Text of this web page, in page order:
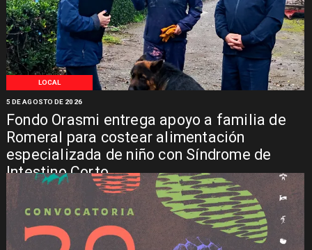
LOCAL
Fondo Orasmi entrega apoyo a familia de
Romeral para costear alimentación
especializada de niño con Síndrome de
Intestino Corto
5 DE AGOSTO DE 2026